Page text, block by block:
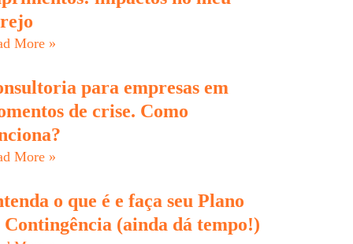
More »
para empresas em
de crise. Como
More »
o que é e faça seu Plano
Contingência (ainda dá tempo!)